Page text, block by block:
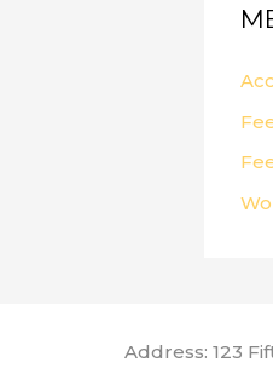
Address: 123